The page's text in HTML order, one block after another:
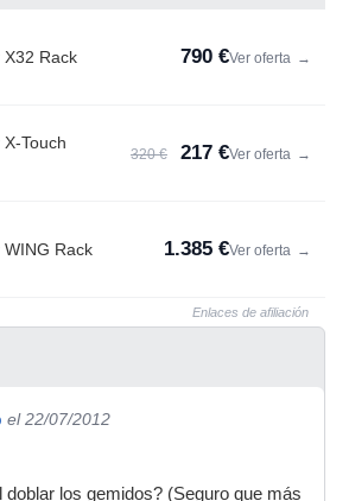
X32 Rack 790 €Ver oferta →
Touch
320 € 217 €Ver oferta →
WING Rack 1.385 €Ver oferta →
Enlaces de afiliación
el 22/07/2012
doblar los gemidos? (Seguro que más